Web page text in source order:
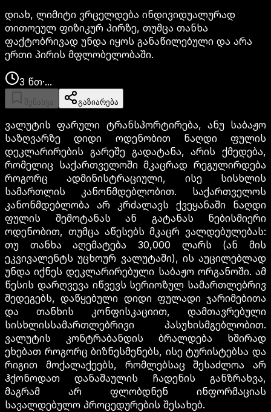
დიახ, ლიმიტი ვრცელდება ინდივიდუალურად
თითოეულ ფიზიკურ პირზე, თუმცა თანხა
ფაქტობრივად უნდა იყოს განაწილებული და არა
ერთი პირის მფლობელობაში.
3 წთ·...
შენახვა გაზიარება
ვალუტის ფარული ტრანსპორტირება, ანუ საბაჟო
საზღვარზე დიდი ოდენობით ნაღდი ფულის
დეკლარირების გარეშე გადატანა, არის ქმედება,
რომელიც საქართველოში მკაცრად რეგულირდება
როგორც ადმინისტრაციული, ისე სისხლის
სამართლის კანონმდებლობით. საქართველოს
კანონმდებლობა არ კრძალავს ქვეყანაში ნაღდი
ფულის შემოტანას ან გატანას ნებისმიერი
ოდენობით, თუმცა აწესებს მკაცრ ვალდებულებას:
თუ თანხა აღემატება 30,000 ლარს (ან მის
ეკვივალენტს უცხოურ ვალუტაში), ის აუცილებლად
უნდა იქნეს დეკლარირებული საბაჟო ორგანოში. ამ
წესის დარღვევა იწვევს სერიოზულ სამართლებრივ
შედეგებს, დაწყებული დიდი ფულადი ჯარიმებითა
და თანხის კონფისკაციით, დამთავრებული
სისხლისსამართლებრივი პასუხისმგებლობით.
ვალუტის კონტრაბანდის ბრალდება ხშირად
ეხებათ როგორც ბიზნესმენებს, ისე ტურისტებსა და
რიგით მოქალაქეებს, რომლებსაც შესაძლოა არ
ჰქონოდათ დანაშაულის ჩადენის განზრახვა,
მაგრამ არ ფლობდნენ ინფორმაციას
სავალდებულო პროცედურების შესახებ.